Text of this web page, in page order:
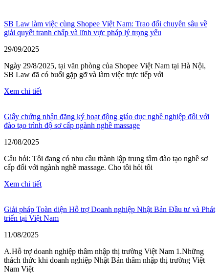
SB Law làm việc cùng Shopee Việt Nam: Trao đổi chuyên sâu về
giải quyết tranh chấp và lĩnh vực pháp lý trọng yếu
29/09/2025
Ngày 29/8/2025, tại văn phòng của Shopee Việt Nam tại Hà Nội,
SB Law đã có buổi gặp gỡ và làm việc trực tiếp với
Xem chi tiết
Giấy chứng nhận đăng ký hoạt động giáo dục nghề nghiệp đối với
đào tạo trình độ sơ cấp ngành nghề massage
12/08/2025
Câu hỏi: Tôi đang có nhu cầu thành lập trung tâm đào tạo nghề sơ
cấp đối với ngành nghề massage. Cho tôi hỏi tôi
Xem chi tiết
Giải pháp Toàn diện Hỗ trợ Doanh nghiệp Nhật Bản Đầu tư và Phát
triển tại Việt Nam
11/08/2025
A.Hỗ trợ doanh nghiệp thâm nhập thị trường Việt Nam 1.Những
thách thức khi doanh nghiệp Nhật Bản thâm nhập thị trường Việt
Nam Việt